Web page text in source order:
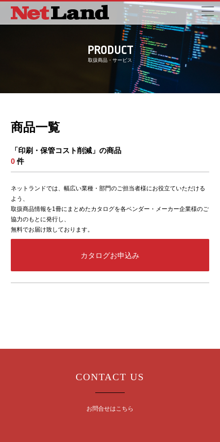
PRODUCT
取扱商品・サービス
商品一覧
「印刷・保管コスト削減」の商品
0 件
ネットランドでは、幅広い業種・部門のご担当者様にお役立ていただける
よう、
取扱商品情報を1冊にまとめたカタログを各ベンダー・メーカー企業様のご
協力のもとに発行し、
無料でお届け致しております。
カタログお申込み
CONTACT US
お問合せはこちら